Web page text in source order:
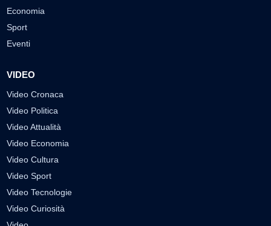
Economia
Sport
Eventi
VIDEO
Video Cronaca
Video Politica
Video Attualità
Video Economia
Video Cultura
Video Sport
Video Tecnologie
Video Curiosità